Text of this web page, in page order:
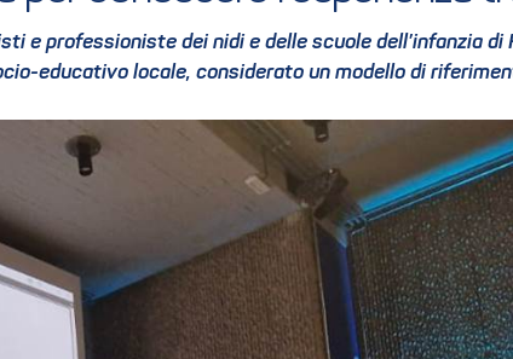
e professioniste dei nidi e delle scuole dell’infanzia
educativo locale, considerato un modello di